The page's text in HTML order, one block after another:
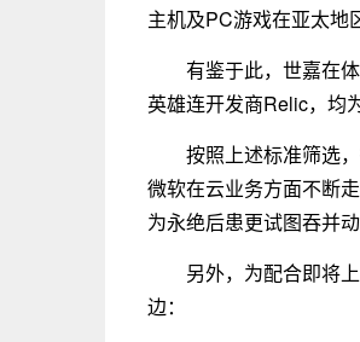
主机及PC游戏在亚太地
有鉴于此，世嘉在
英雄连开发商Relic，均
按照上述标准筛选
微软在云业务方面不断
为永绝后患更试图吞并
另外，为配合即将
边：